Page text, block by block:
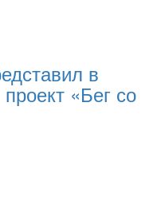
в
«Бег со